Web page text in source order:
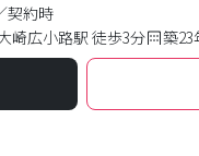
契約時
崎広小路駅 徒歩3分 築23